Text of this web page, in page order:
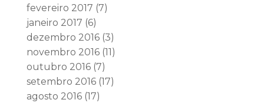
fevereiro 2017 (7)
janeiro 2017 (6)
dezembro 2016(3)
novembro 2016(11)
outubro 2016(7)
setembro 2016(17)
agosto 2016(17)